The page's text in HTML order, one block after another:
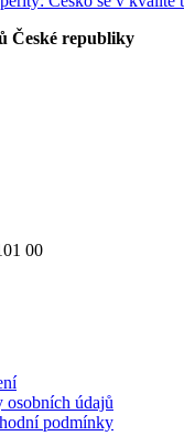
České republiky
00
osobních údajů
podmínky